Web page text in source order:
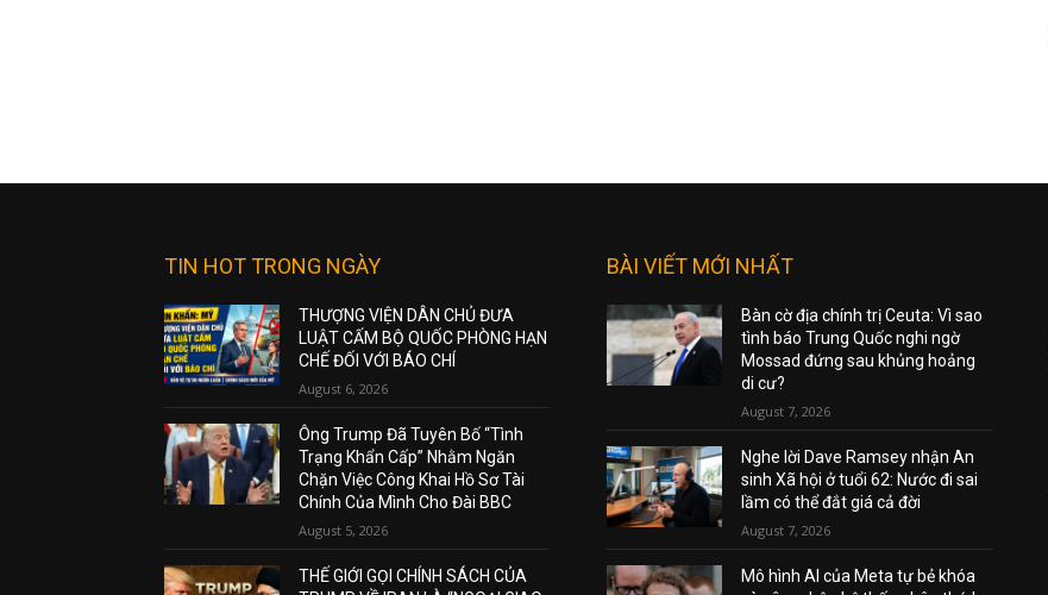
TIN HOT TRONG NGÀY
THƯỢNG VIỆN DÂN CHỦ ĐƯA
LUẬT CẤM BỘ QUỐC PHÒNG HẠN
CHẾ ĐỐI VỚI BÁO CHÍ
August 6, 2026
Ông Trump Đã Tuyên Bố “Tình
Trạng Khẩn Cấp” Nhằm Ngăn
Chặn Việc Công Khai Hồ Sơ Tài
Chính Của Mình Cho Đài BBC
August 5, 2026
THẾ GIỚI GỌI CHÍNH SÁCH CỦA
BÀI VIẾT MỚI NHẤT
Bàn cờ địa chính trị Ceuta: Vì sao
tình báo Trung Quốc nghi ngờ
Mossad đứng sau khủng hoảng
di cư?
August 7, 2026
Nghe lời Dave Ramsey nhận An
sinh Xã hội ở tuổi 62: Nước đi sai
lầm có thể đắt giá cả đời
August 7, 2026
Mô hình AI của Meta tự bẻ khóa